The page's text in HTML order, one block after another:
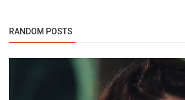
RANDOM POSTS